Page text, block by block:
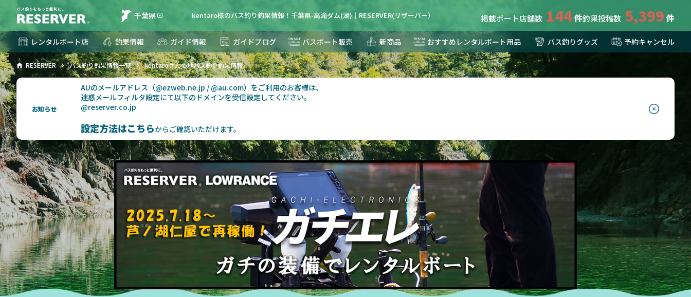
千葉県 kentaro様のバス釣り釣果情報！千葉県-高滝ダム(湖)｜RESERVER(リザーバー） 掲載ボート店舗数 144 釣果投稿数 5,399
レンタルボート店 釣果情報 ガイド情報 ガイドブログ バスボート販売 新商品 おすすめレンタルボート用品 バス釣りグッズ 予約キャンセル
RESERVER バス釣り釣果情報一覧 kentaroさんの地バス釣り釣果情報
お知らせ
AUのメールアドレス（@ezweb.ne.jp / @au.com）をご利用のお客様は、
迷惑メールフィルタ設定にて以下のドメインを受信設定してください。
@reserver.co.jp
設定方法はこちらからご確認いただけます。